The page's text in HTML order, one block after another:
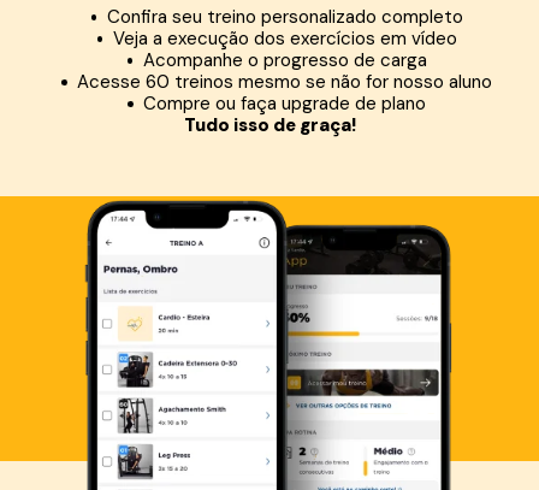
Confira seu treino personalizado completo
Veja a execução dos exercícios em vídeo
Acompanhe o progresso de carga
Acesse 60 treinos mesmo se não for nosso aluno
Compre ou faça upgrade de plano
Tudo isso de graça!
Baixe agora o Smart Fit App